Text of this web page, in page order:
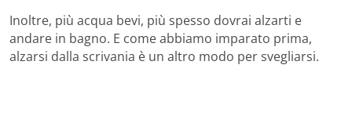
Inoltre, più acqua bevi, più spesso dovrai alzarti e
andare in bagno. E come abbiamo imparato prima,
alzarsi dalla scrivania è un altro modo per svegliarsi.